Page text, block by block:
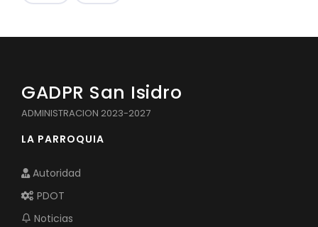
GADPR San Isidro
ADMINISTRACION 2023-2027
LA PARROQUIA
Autoridad
PDOT
Noticias